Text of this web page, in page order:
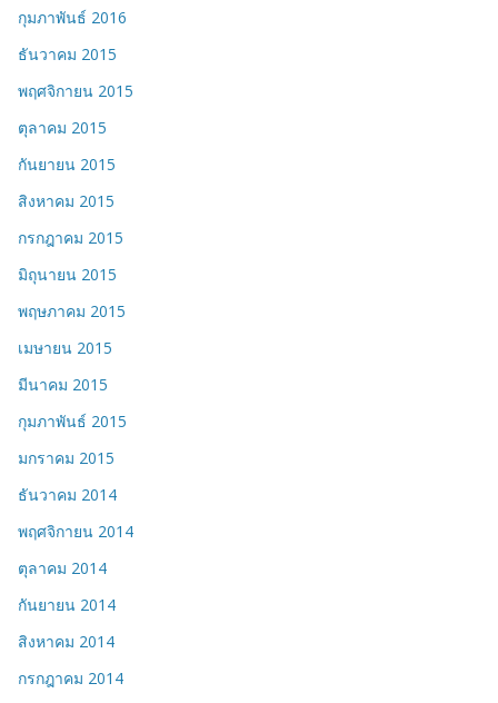
กุมภาพันธ์ 2016
ธันวาคม 2015
พฤศจิกายน 2015
ตุลาคม 2015
กันยายน 2015
สิงหาคม 2015
กรกฎาคม 2015
มิถุนายน 2015
พฤษภาคม 2015
เมษายน 2015
มีนาคม 2015
กุมภาพันธ์ 2015
มกราคม 2015
ธันวาคม 2014
พฤศจิกายน 2014
ตุลาคม 2014
กันยายน 2014
สิงหาคม 2014
กรกฎาคม 2014